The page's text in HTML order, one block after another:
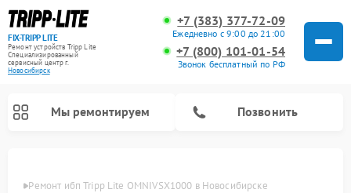
FIX-TRIPP LITE
Ремонт устройств Tripp Lite
Специализированный
cервисный центр г.
Новосибирск
+7 (383) 377-72-09
Ежедневно с 9:00 до 21:00
+7 (800) 101-01-54
Звонок бесплатный по РФ
Мы ремонтируем Позвонить
Ремонт ибп Tripp Lite OMNIVSX1000 в Новосибирске